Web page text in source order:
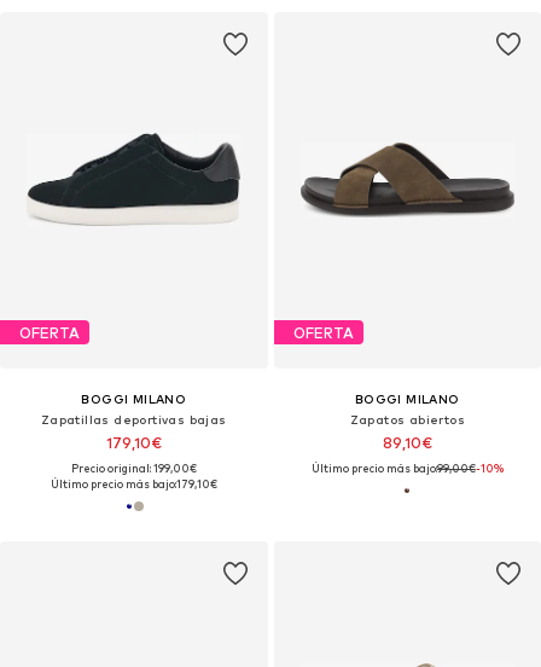
OFERTA
BOGGI MILANO
Zapatillas deportivas bajas
179,10€
Precio original: 199,00€
Último precio más bajo:179,10€
OFERTA
BOGGI MILANO
Zapatos abiertos
89,10€
Último precio más bajo:99,00€-10%